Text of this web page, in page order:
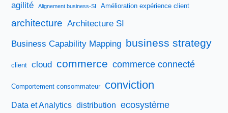
agilité Alignement business-SI Amélioration expérience client
architecture Architecture SI
Business Capability Mapping business strategy
client cloud commerce commerce connecté
Comportement consommateur conviction
Data et Analytics distribution ecosystème